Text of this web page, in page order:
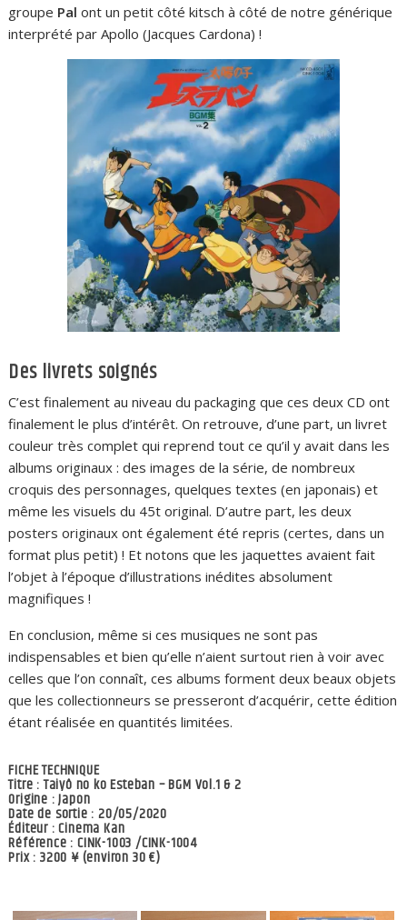
groupe Pal ont un petit côté kitsch à côté de notre générique
interprété par Apollo (Jacques Cardona) !
Des livrets soignés
C’est finalement au niveau du packaging que ces deux CD ont
finalement le plus d’intérêt. On retrouve, d’une part, un livret
couleur très complet qui reprend tout ce qu’il y avait dans les
albums originaux : des images de la série, de nombreux
croquis des personnages, quelques textes (en japonais) et
même les visuels du 45t original. D’autre part, les deux
posters originaux ont également été repris (certes, dans un
format plus petit) ! Et notons que les jaquettes avaient fait
l’objet à l’époque d’illustrations inédites absolument
magnifiques !
En conclusion, même si ces musiques ne sont pas
indispensables et bien qu’elle n’aient surtout rien à voir avec
celles que l’on connaît, ces albums forment deux beaux objets
que les collectionneurs se presseront d’acquérir, cette édition
étant réalisée en quantités limitées.
FICHE TECHNIQUE
Titre : Taiyô no ko Esteban – BGM Vol.1 & 2
Origine : Japon
Date de sortie : 20/05/2020
Éditeur : Cinema Kan
Référence : CINK-1003 /CINK-1004
Prix : 3200 ¥ (environ 30 €)